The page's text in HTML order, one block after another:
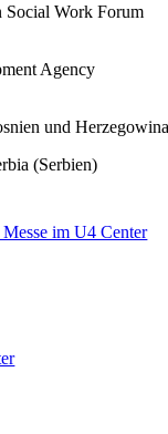
Social Work Forum
Agency
und
(Serbien)